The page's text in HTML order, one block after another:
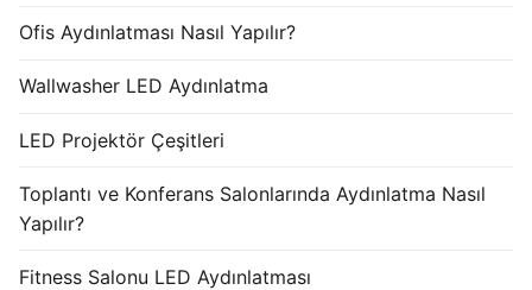
Ofis Aydınlatması Nasıl Yapılır?
Wallwasher LED Aydınlatma
LED Projektör Çeşitleri
Toplantı ve Konferans Salonlarında Aydınlatma Nasıl
Yapılır?
Fitness Salonu LED Aydınlatması